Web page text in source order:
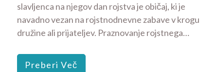
slavljenca na njegov dan rojstva je običaj, ki je
navadno vezan na rojstnodnevne zabave v krogu
družine ali prijateljev. Praznovanje rojstnega…
Preberi Več